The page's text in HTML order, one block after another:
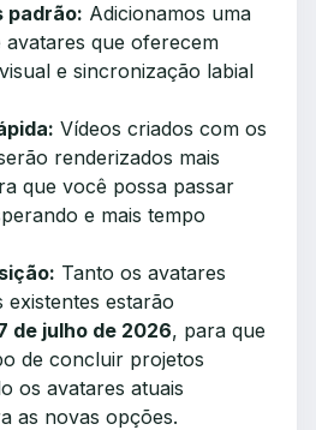
padrão: Adicionamos uma
que oferecem
e sincronização labial
Vídeos criados com os
renderizados mais
que você possa passar
e mais tempo
Tanto os avatares
estarão
de julho de 2026, para que
de concluir projetos
os avatares atuais
as novas opções.